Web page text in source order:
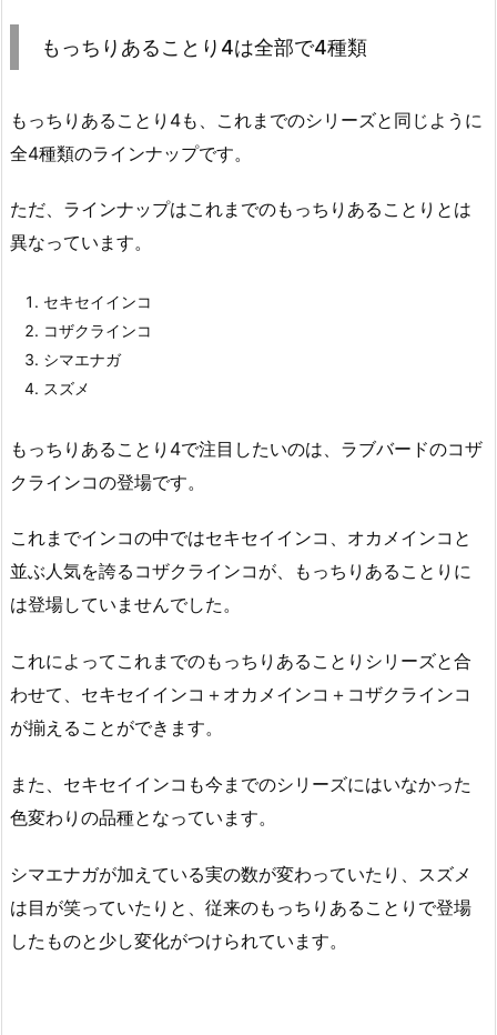
もっちりあることり4は全部で4種類
もっちりあることり4も、これまでのシリーズと同じように
全4種類のラインナップです。
ただ、ラインナップはこれまでのもっちりあることりとは
異なっています。
セキセイインコ
コザクラインコ
シマエナガ
スズメ
もっちりあることり4で注目したいのは、ラブバードのコザ
クラインコの登場です。
これまでインコの中ではセキセイインコ、オカメインコと
並ぶ人気を誇るコザクラインコが、もっちりあることりに
は登場していませんでした。
これによってこれまでのもっちりあることりシリーズと合
わせて、セキセイインコ＋オカメインコ＋コザクラインコ
が揃えることができます。
また、セキセイインコも今までのシリーズにはいなかった
色変わりの品種となっています。
シマエナガが加えている実の数が変わっていたり、スズメ
は目が笑っていたりと、従来のもっちりあることりで登場
したものと少し変化がつけられています。